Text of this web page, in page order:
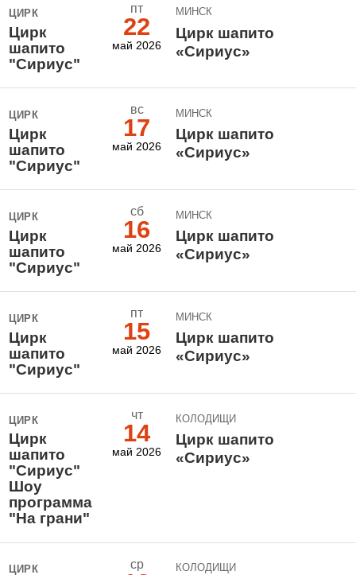
ЦИРК
Цирк
шапито
"Сириус"
пт
22
май 2026
МИНСК
Цирк шапито
«Сириус»
ЦИРК
Цирк
шапито
"Сириус"
вс
17
май 2026
МИНСК
Цирк шапито
«Сириус»
ЦИРК
Цирк
шапито
"Сириус"
сб
16
май 2026
МИНСК
Цирк шапито
«Сириус»
ЦИРК
Цирк
шапито
"Сириус"
пт
15
май 2026
МИНСК
Цирк шапито
«Сириус»
ЦИРК
Цирк
шапито
"Сириус"
Шоу
программа
"На грани"
чт
14
май 2026
КОЛОДИЩИ
Цирк шапито
«Сириус»
ЦИРК ср КОЛОДИЩИ